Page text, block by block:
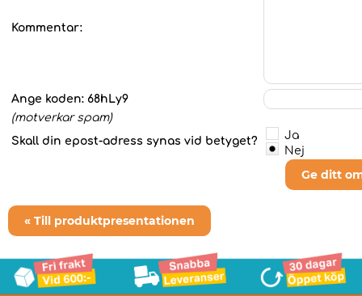
Kommentar:
Ange koden: 68hLy9
(motverkar spam)
Skall din epost-adress synas vid betyget?
Ja
Nej
Ge ditt
« Till produktpresentationen